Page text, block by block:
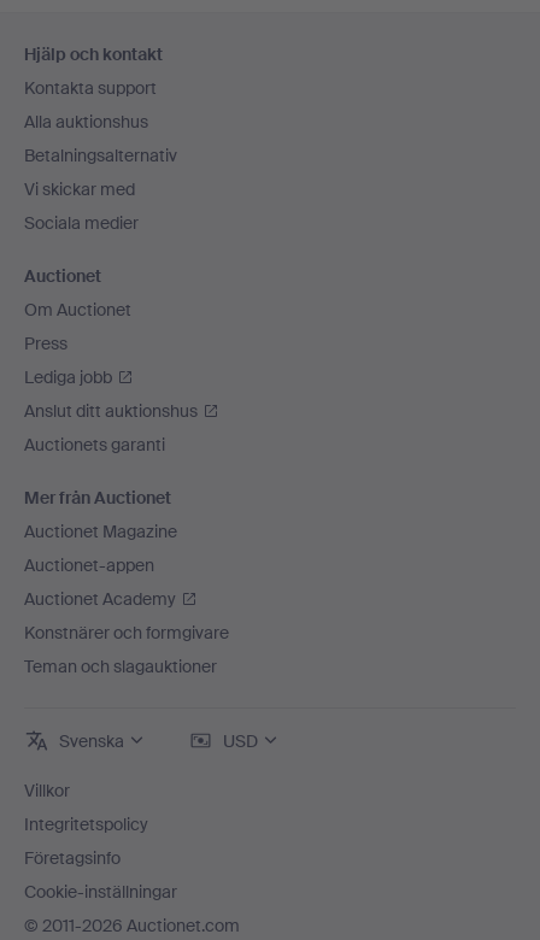
Hjälp och kontakt
Kontakta support
Alla auktionshus
Betalningsalternativ
Vi skickar med
Sociala medier
Auctionet
Om Auctionet
Press
Lediga jobb
Anslut ditt auktionshus
Auctionets garanti
Mer från Auctionet
Auctionet Magazine
Auctionet-appen
Auctionet Academy
Konstnärer och formgivare
Teman och slagauktioner
Svenska USD
Villkor
Integritetspolicy
Företagsinfo
Cookie-inställningar
© 2011-2026 Auctionet.com